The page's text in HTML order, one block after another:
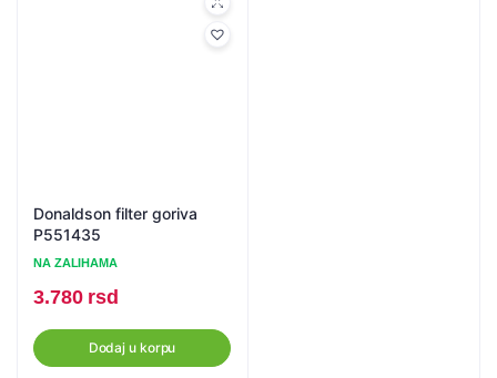
Donaldson filter goriva
P551435
NA ZALIHAMA
3.780 rsd
Dodaj u korpu